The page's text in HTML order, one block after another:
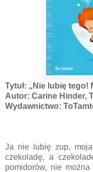
Tytuł: „Nie lubię tego!
Autor: Carine Hinder,
Wydawnictwo:
Ja nie lubię zup,
czekoladę, a
pomidorów, nie